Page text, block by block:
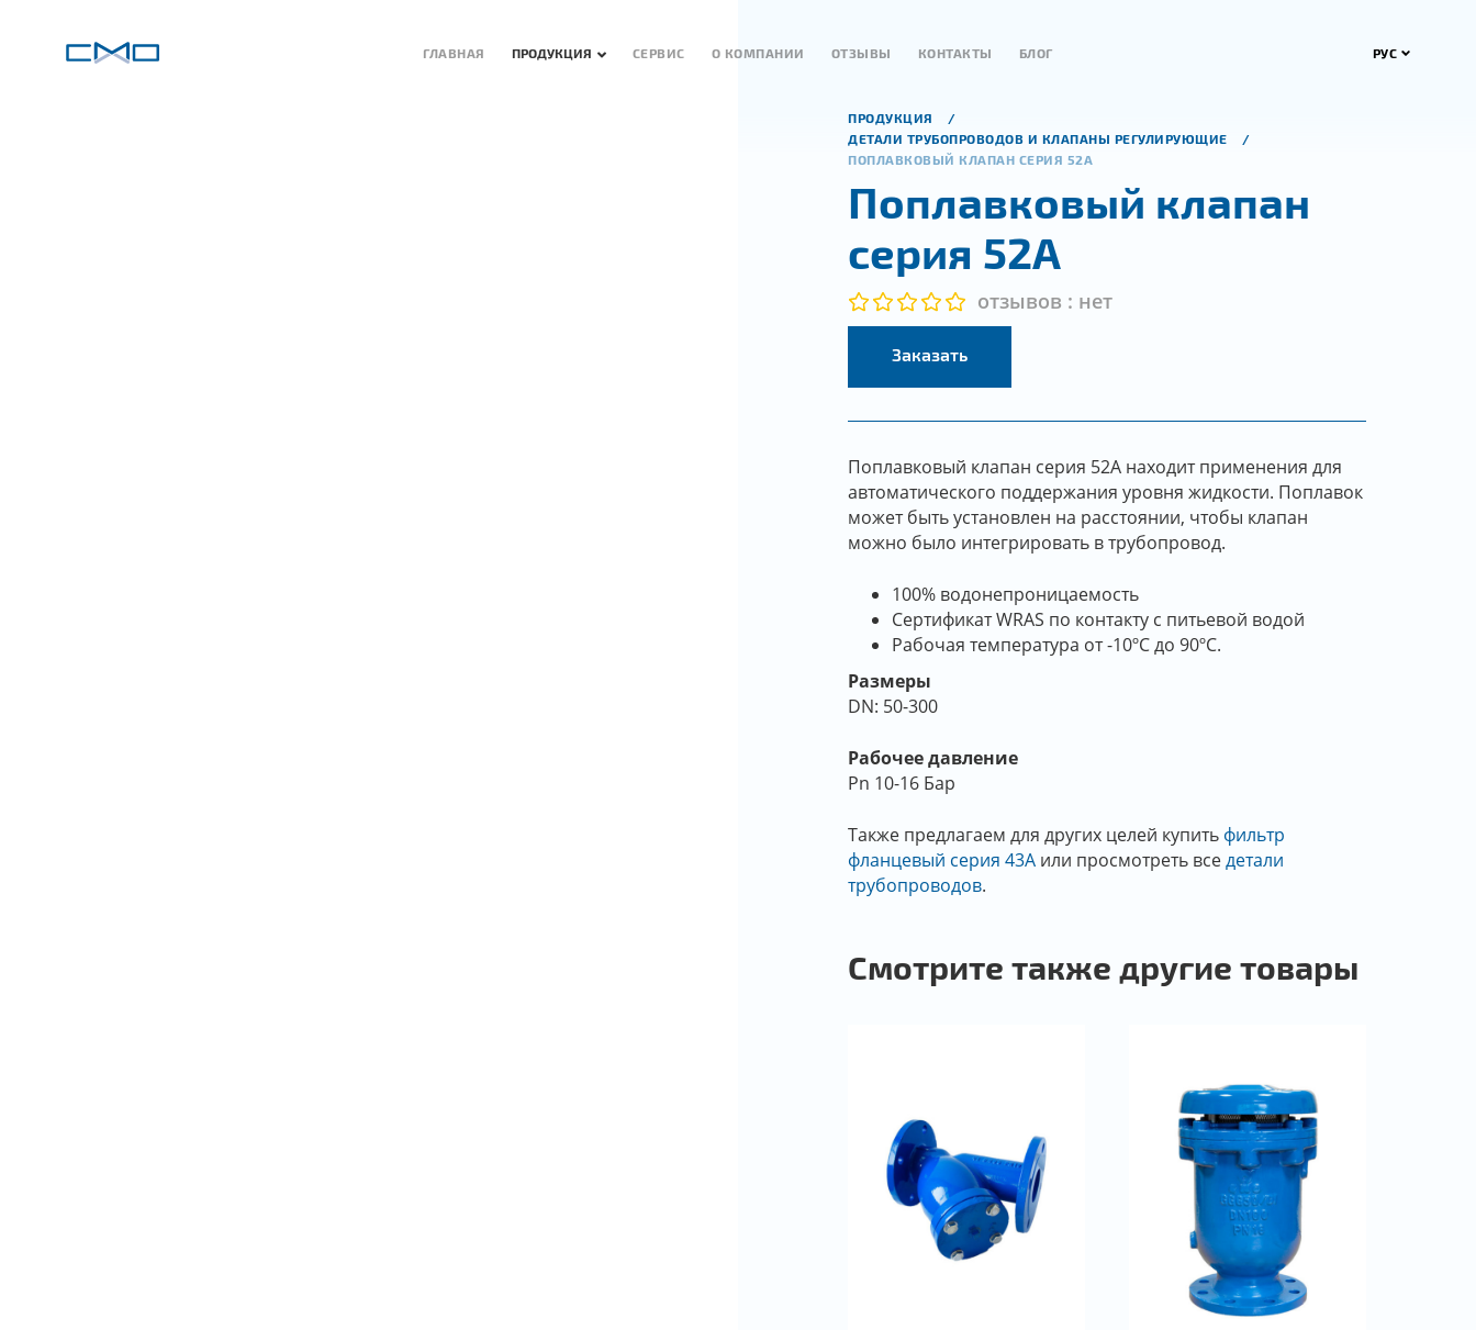
ГЛАВНАЯ ПРОДУКЦИЯ СЕРВИС О КОМПАНИИ ОТЗЫВЫ КОНТАКТЫ БЛОГ РУС
ПРОДУКЦИЯ
ДЕТАЛИ ТРУБОПРОВОДОВ И КЛАПАНЫ РЕГУЛИРУЮЩИЕ
ПОПЛАВКОВЫЙ КЛАПАН СЕРИЯ 52А
Поплавковый клапан
серия 52А
отзывов : нет
Заказать
Поплавковый клапан серия 52А находит применения для
автоматического поддержания уровня жидкости. Поплавок
может быть установлен на расстоянии, чтобы клапан
можно было интегрировать в трубопровод.
100% водонепроницаемость
Сертификат WRAS по контакту с питьевой водой
Рабочая температура от -10ºC до 90ºC.
Размеры
DN: 50-300
Рабочее давление
Pn 10-16 Бар
Также предлагаем для других целей купить фильтр
фланцевый серия 43А или просмотреть вседетали
трубопроводов.
Смотрите также другие товары